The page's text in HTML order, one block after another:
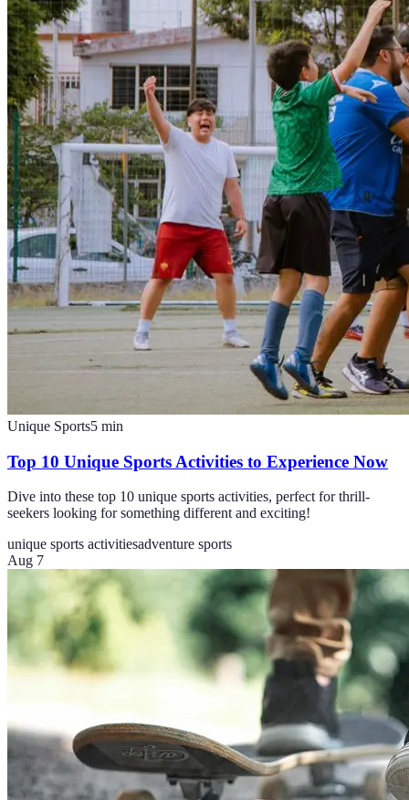
Unique Sports5 min
Top 10 Unique Sports Activities to Experience Now
Dive into these top 10 unique sports activities, perfect for thrill-
seekers looking for something different and exciting!
unique sports activitiesadventure sports
Aug 7